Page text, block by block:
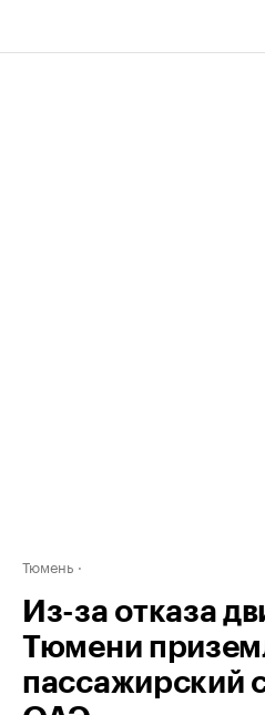
Тюмень
Из-за отказа
Тюмени
пассажирский